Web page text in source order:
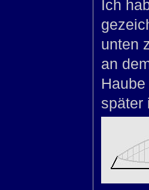
Ich
unten
an
später